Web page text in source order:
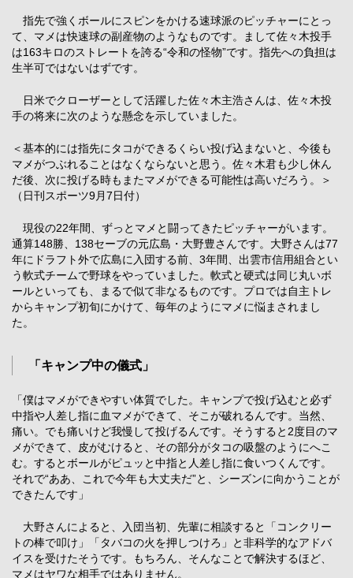
指先で強くボールにスピンをかける速球派のピッチャーにとっ
て、マメは快速球の副産物のようなものです。まして佐々木投手
は163キロのストレートを誇る“令和の怪物”です。指先への負担は
生半可ではないはずです。
日米でクローザーとして活躍した佐々木主浩さんは、佐々木投
手の将来に次のような懸念を示していました。
＜基本的には指先にタコができるくらい投げ込まないと、今後も
マメがつぶれることはなくならないと思う。佐々木君も少し休ん
だ後、次に投げる時もまたマメができる可能性は高いだろう。＞
（日刊スポーツ9月7日付）
現役の22年間、ずっとマメと闘ってきたピッチャーがいます。
通算148勝、138セーブの元広島・大野豊さんです。大野さんは77
年にドラフト外で広島に入団する前、3年間、出雲市信用組合とい
う軟式チームで野球をやっていました。軟式と硬式は同じ丸いボ
ールといっても、まるで似て非なるものです。プロでは自主トレ
からキャンプ初旬にかけて、毎年のようにマメに悩まされまし
た。
「キャンプ中の儀式」
「僕はマメができやすい体質でした。キャンプで投げ込むと必ず
中指や人差し指に血マメができて、そこが破れるんです。当然、
痛い。でも痛いけど我慢して投げるんです。そうすると2度目のマ
メができて、皮がむけると、その部分がタコの吸盤のようにへこ
む。するとボールがピュッと中指と人差し指に食いつくんです。
それで“ああ、これで今年も大丈夫だ”と、シーズンに向かうことが
できたんです」
大野さんによると、入団当初、先輩に相談すると「コンクリー
トの棒で叩け」「タバコの火を押しつけろ」と非科学的なアドバ
イスを受けたそうです。もちろん、そんなことで解決するほど、
マメはヤワな相手ではありません。